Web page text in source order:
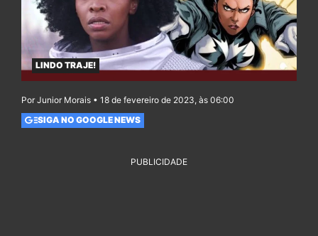
LINDO TRAJE!
Por Junior Morais • 18 de fevereiro de 2023, às 06:00
SIGA NO GOOGLE NEWS
PUBLICIDADE